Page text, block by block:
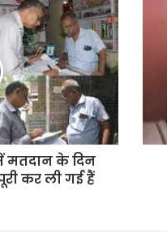
के दिन
कर ली गई हैं